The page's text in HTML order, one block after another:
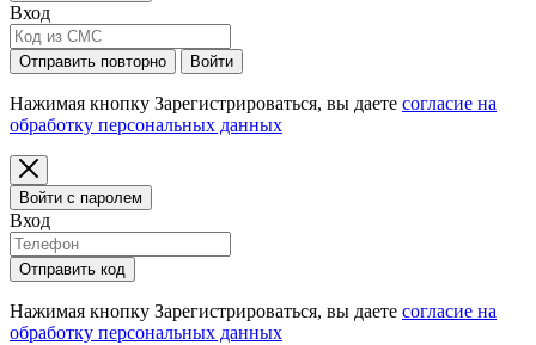
Вход
Отправить повторно Войти
Нажимая кнопку Зарегистрироваться, вы даете согласие на
обработку персональных данных
Войти с паролем
Вход
Отправить код
Нажимая кнопку Зарегистрироваться, вы даете согласие на
обработку персональных данных